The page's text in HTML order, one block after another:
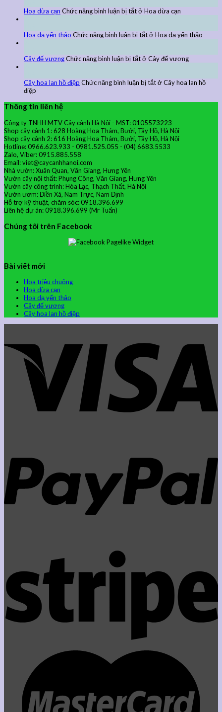
Hoa dừa cạn Chức năng bình luận bị tắtở Hoa dừa cạn
Hoa dạ yến thảo Chức năng bình luận bị tắtở Hoa dạ yến thảo
Cây đế vươngChức năng bình luận bị tắtở Cây đế vương
Cây hoa lan hồ điệp Chức năng bình luận bị tắtở Cây hoa lan hồ
điệp
Thông tin liên hệ
Công ty TNHH MTV Cây cảnh Hà Nội - MST: 0105573223
Shop cây cảnh 1: 628 Hoàng Hoa Thám, Bưởi, Tây Hồ, Hà Nội
Shop cây cảnh 2: 616 Hoàng Hoa Thám, Bưởi, Tây Hồ, Hà Nội
Hotline: 0966.623.933 - 0981.525.055 - (04) 6683.5533
Zalo, Viber: 0915.885.558
Email: viet@caycanhhanoi.com
Nhà vườn: Xuân Quan, Văn Giang, Hưng Yên
Vườn cây nội thất: Phụng Công, Văn Giang, Hưng Yên
Vườn cây công trình: Hòa Lạc, Thạch Thất, Hà Nội
Vườn ươm: Điền Xá, Nam Trực, Nam Định
Hỗ trợ kỹ thuật, chăm sóc: 0918.396.699
Liên hệ dự án: 0918.396.699 (Mr Tuấn)
Chúng tôi trên Facebook
Bài viết mới
Hoa triệu chuông
Hoa dừa cạn
Hoa dạ yến thảo
Cây đế vương
Cây hoa lan hồ điệp